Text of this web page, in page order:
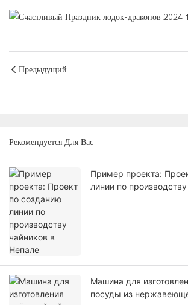
Предыдущий
Рекомендуется Для Вас
Пример проекта:
линии по
Машина для
посуды из